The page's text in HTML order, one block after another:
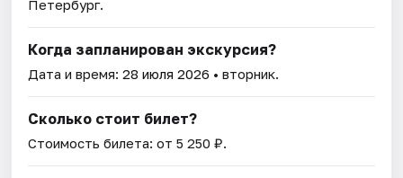
Петербург.
Когда запланирован экскурсия?
Дата и время:28 июля 2026 • вторник.
Сколько стоит билет?
Стоимость билета: от 5 250 ₽.